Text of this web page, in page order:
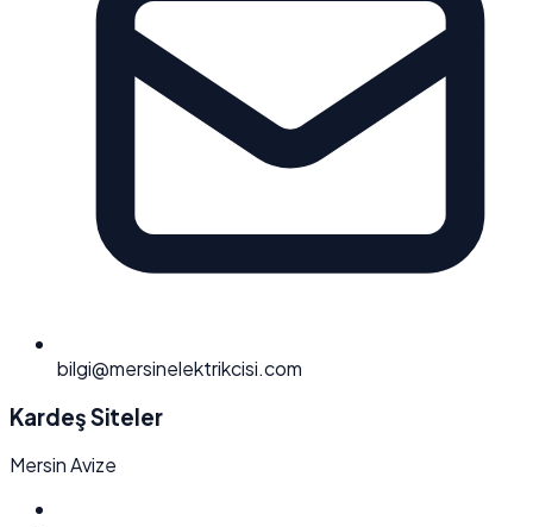
bilgi@mersinelektrikcisi.com
Kardeş Siteler
Mersin Avize